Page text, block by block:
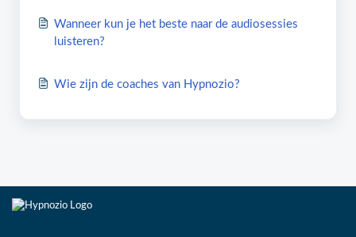
Wanneer kun je het beste naar de audiosessies
luisteren?
Wie zijn de coaches van Hypnozio?